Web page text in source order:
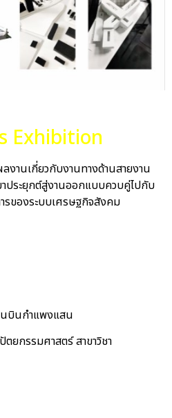
Exhibition
งานเกี่ยวกับงานทางด้านสายงาน
ประยุกต์สู่งานออกแบบควบคู่ไปกับ
รของระบบเศรษฐกิจสังคม
นบินกำแพงแสน
ยกรรมศาสตร์ สาขาวิชา